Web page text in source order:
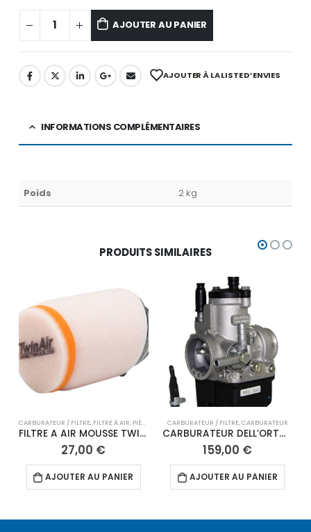
AJOUTER AU PANIER
AJOUTER À LA LISTE D’ENVIES
INFORMATIONS COMPLÉMENTAIRES
Poids 2 kg
PRODUITS SIMILAIRES
CARBURATEUR / FILTRE, FILTRE À AIR, PIÈCES D'ORIGINE ART ,MOTEUR
FILTRE A AIR MOUSSE TWIN AIR POUR CARBURATEUR POUR PE28
27,00 €
AJOUTER AU PANIER
CARBURATEUR / FILTRE,CARBURATEUR
CARBURATEUR DELL’ORTO 28mm
159,00 €
AJOUTER AU PANIER